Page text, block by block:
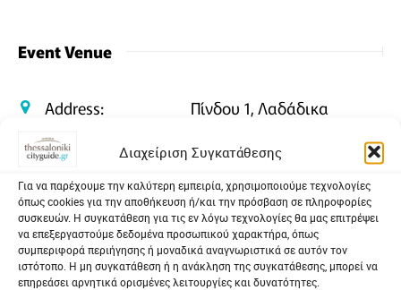
Διαχείριση Συγκατάθεσης
Για να παρέχουμε την καλύτερη εμπειρία, χρησιμοποιούμε τεχνολογίες
όπως cookies για την αποθήκευση ή/και την πρόσβαση σε πληροφορίες
συσκευών. Η συγκατάθεση για τις εν λόγω τεχνολογίες θα μας επιτρέψει
να επεξεργαστούμε δεδομένα προσωπικού χαρακτήρα, όπως
συμπεριφορά περιήγησης ή μοναδικά αναγνωριστικά σε αυτόν τον
ιστότοπο. Η μη συγκατάθεση ή η ανάκληση της συγκατάθεσης, μπορεί να
επηρεάσει αρνητικά ορισμένες λειτουργίες και δυνατότητες.
Event Venue
Address:
Πίνδου 1, Λαδάδικα
GPS:
40.6353898, 22.9365095
Προβολή χάρτη